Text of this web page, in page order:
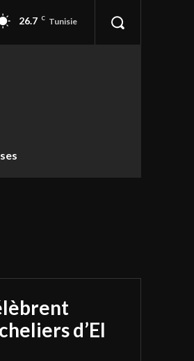
26.7 C Tunisie
d’El